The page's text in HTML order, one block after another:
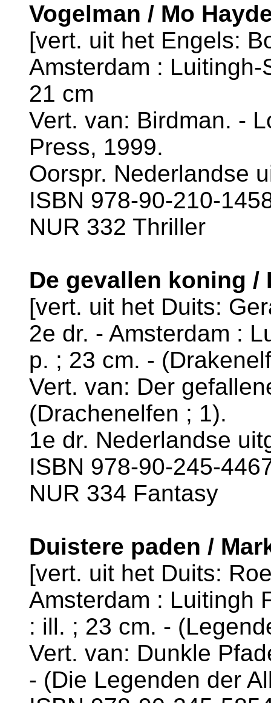
Vogelman / Mo
[vert. uit het Engels:
Amsterdam :
21 cm
Vert. van: Birdman. -
Press, 1999.
Oorspr. Nederlandse
ISBN 978-90-210-
NUR 332 Thriller
De gevallen koning /
[vert. uit het Duits:
2e dr. - Amsterdam :
p. ; 23 cm. -
Vert. van: Der
(Drachenelfen ; 1).
1e dr. Nederlandse
ISBN 978-90-245-
NUR 334 Fantasy
Duistere paden /
[vert. uit het Duits:
Amsterdam : Luitingh
: ill. ; 23 cm. -
Vert. van: Dunkle
- (Die Legenden der